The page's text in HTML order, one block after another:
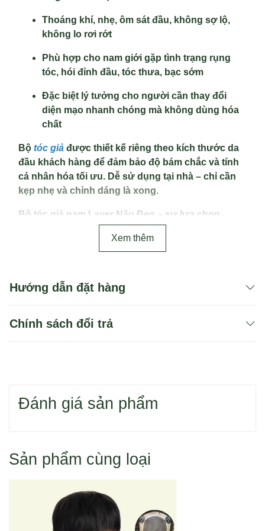
Thoáng khí, nhẹ, ôm sát đầu, không sợ lộ,
không lo rơi rớt
Phù hợp cho nam giới gặp tình trạng rụng
tóc, hói đỉnh đầu, tóc thưa, bạc sớm
Đặc biệt lý tưởng cho người cần thay đổi
diện mạo nhanh chóng mà không dùng hóa
chất
Bộ tóc giả được thiết kế riêng theo kích thước da
đầu khách hàng để đảm bảo độ bám chắc và tính
cá nhân hóa tối ưu. Dễ sử dụng tại nhà – chỉ cần
kẹp nhẹ và chỉnh dáng là xong.
Bộ tóc giả nam Layer Nâu Đen – sự lựa chọn
thông minh để lấy lại phong độ và tự tin.
Xem thêm
Hướng dẫn đặt hàng
Hoặc bạn tìm sản phẩm theo danh mục.
Chính sách đổi trả
Đánh giá sản phẩm
Sản phẩm cùng loại